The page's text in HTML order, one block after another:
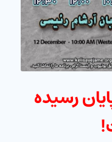
رسیده